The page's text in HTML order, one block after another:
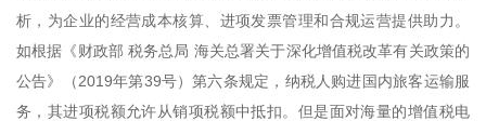
析，为企业的经营成本核算、进项发票管理和合规运营提供助力。
如根据《财政部 税务总局 海关总署关于深化增值税改革有关政策的
公告》（2019年第39号）第六条规定，纳税人购进国内旅客运输服
务，其进项税额允许从销项税额中抵扣。但是面对海量的增值税电